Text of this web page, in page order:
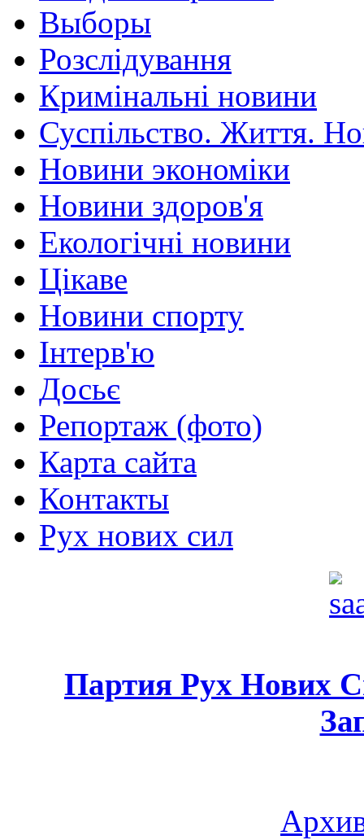
Выборы
Розслідування
Кримінальні новини
Суспільство. Життя.
Новини экономіки
Новини здоров'я
Екологічні новини
Цікаве
Новини спорту
Інтерв'ю
Досьє
Репортаж (фото)
Карта сайта
Контакты
Рух нових сил
Партия Рух Нових